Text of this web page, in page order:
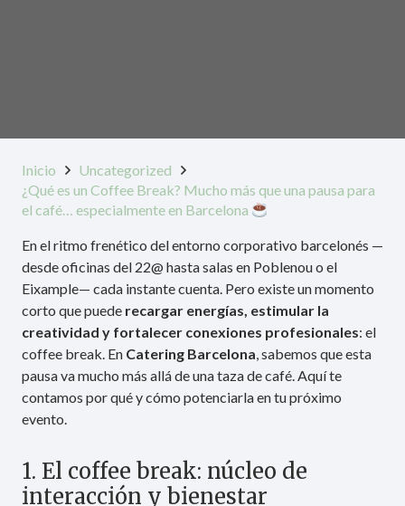
Inicio
Uncategorized
¿Qué es un Coffee Break? Mucho más que una pausa para
el café… especialmente en Barcelona
En el ritmo frenético del entorno corporativo barcelonés —
desde oficinas del 22@ hasta salas en Poblenou o el
Eixample— cada instante cuenta. Pero existe un momento
corto que puede recargar energías, estimular la
creatividad y fortalecer conexiones profesionales: el
coffee break. En Catering Barcelona, sabemos que esta
pausa va mucho más allá de una taza de café. Aquí te
contamos por qué y cómo potenciarla en tu próximo
evento.
1. El coffee break: núcleo de
interacción y bienestar